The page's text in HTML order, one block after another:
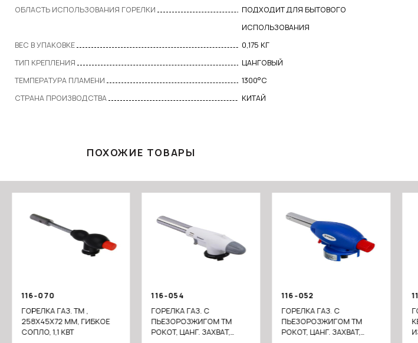
ОБЛАСТЬ ИСПОЛЬЗОВАНИЯ ГОРЕЛКИ
ПОДХОДИТ ДЛЯ БЫТОВОГО
ИСПОЛЬЗОВАНИЯ
ВЕС В УПАКОВКЕ
0,175 КГ
ТИП КРЕПЛЕНИЯ
ЦАНГОВЫЙ
ТЕМПЕРАТУРА ПЛАМЕНИ
1300°C
СТРАНА ПРОИЗВОДСТВА
КИТАЙ
ПОХОЖИЕ ТОВАРЫ
116-070
ГОРЕЛКА ГАЗ. ТМ ,
258Х45Х72 ММ, ГИБКОЕ
СОПЛО, 1,1 КВТ
116-054
ГОРЕЛКА ГАЗ. С
ПЬЕЗОРОЗЖИГОМ ТМ
РОКОТ, ЦАНГ. ЗАХВАТ,
116-052
ГОРЕЛКА ГАЗ. С
ПЬЕЗОРОЗЖИГОМ ТМ
РОКОТ, ЦАНГ. ЗАХВАТ,